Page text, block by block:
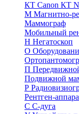
КТ Canon КТ
М Магнитно-
Маммограф
Мобильный
Н Негатоскоп
О
П
Подвижной
Р
Рентген-
С С-дуга